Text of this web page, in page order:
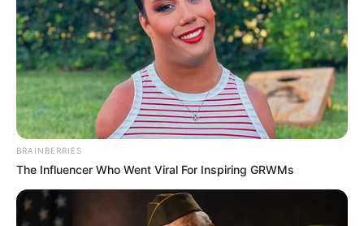
Familles
nombreuses :
“Comme chaque
année, on a oublié”,
BRAINBERRIES
The Influencer Who Went Viral For Inspiring GRWMs